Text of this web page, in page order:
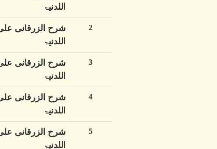
اللدنیۃ
شرح الزرقانی
اللدنیۃ
2
شرح الزرقانی
اللدنیۃ
3
شرح الزرقانی
اللدنیۃ
4
شرح الزرقانی
اللدنیۃ
5